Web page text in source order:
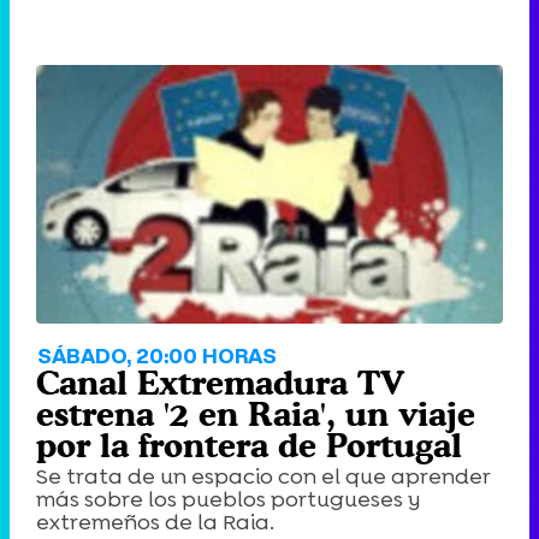
SÁBADO, 20:00 HORAS
Canal Extremadura TV
estrena '2 en Raia', un viaje
por la frontera de Portugal
Se trata de un espacio con el que aprender
más sobre los pueblos portugueses y
extremeños de la Raia.